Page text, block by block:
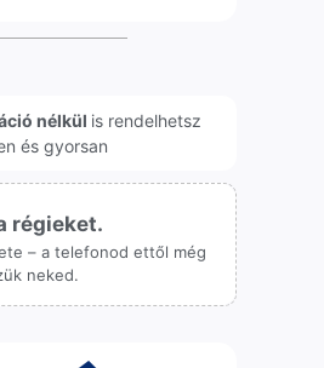
nélkül is rendelhetsz
és gyorsan
régieket.
– a telefonod ettől még
neked.